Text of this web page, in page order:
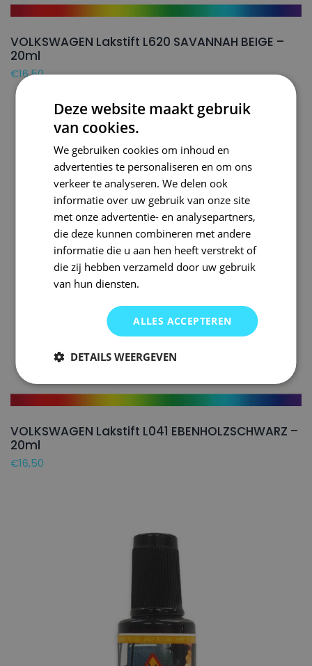
VOLKSWAGEN Lakstift L620 SAVANNAH BEIGE –
20ml
€16,50
VOLKSWAGEN Lakstift L041 EBENHOLZSCHWARZ –
20ml
€16,50
Deze website maakt gebruik
van cookies.
We gebruiken cookies om inhoud en
advertenties te personaliseren en om ons
verkeer te analyseren. We delen ook
informatie over uw gebruik van onze site
met onze advertentie- en analysepartners,
die deze kunnen combineren met andere
informatie die u aan hen heeft verstrekt of
die zij hebben verzameld door uw gebruik
van hun diensten.
ALLES ACCEPTEREN
DETAILS WEERGEVEN